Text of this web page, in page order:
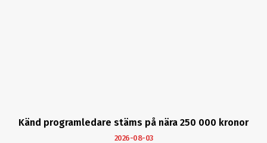
Känd programledare stäms på nära 250 000 kronor
2026-08-03